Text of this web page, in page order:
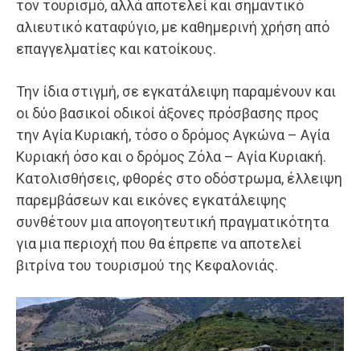
τον τουρισμό, αλλά αποτελεί και σημαντικό
αλιευτικό καταφύγιο, με καθημερινή χρήση από
επαγγελματίες και κατοίκους.
Την ίδια στιγμή, σε εγκατάλειψη παραμένουν και
οι δύο βασικοί οδικοί άξονες πρόσβασης προς
την Αγία Κυριακή, τόσο ο δρόμος Αγκώνα – Αγία
Κυριακή όσο και ο δρόμος Ζόλα – Αγία Κυριακή.
Κατολισθήσεις, φθορές στο οδόστρωμα, έλλειψη
παρεμβάσεων και εικόνες εγκατάλειψης
συνθέτουν μια απογοητευτική πραγματικότητα
για μια περιοχή που θα έπρεπε να αποτελεί
βιτρίνα του τουρισμού της Κεφαλονιάς.